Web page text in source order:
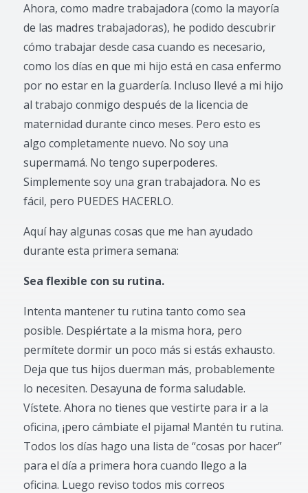
Ahora, como madre trabajadora (como la mayoría
de las madres trabajadoras), he podido descubrir
cómo trabajar desde casa cuando es necesario,
como los días en que mi hijo está en casa enfermo
por no estar en la guardería. Incluso llevé a mi hijo
al trabajo conmigo después de la licencia de
maternidad durante cinco meses. Pero esto es
algo completamente nuevo. No soy una
supermamá. No tengo superpoderes.
Simplemente soy una gran trabajadora. No es
fácil, pero PUEDES HACERLO.
Aquí hay algunas cosas que me han ayudado
durante esta primera semana:
Sea flexible con su rutina.
Intenta mantener tu rutina tanto como sea
posible. Despiértate a la misma hora, pero
permítete dormir un poco más si estás exhausto.
Deja que tus hijos duerman más, probablemente
lo necesiten. Desayuna de forma saludable.
Vístete. Ahora no tienes que vestirte para ir a la
oficina, ¡pero cámbiate el pijama! Mantén tu rutina.
Todos los días hago una lista de “cosas por hacer”
para el día a primera hora cuando llego a la
oficina. Luego reviso todos mis correos